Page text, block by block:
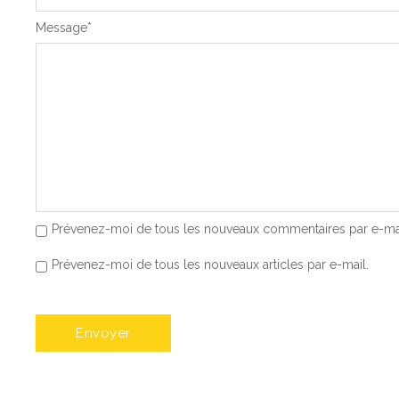
Message*
Prévenez-moi de tous les nouveaux commentaires par e-
Prévenez-moi de tous les nouveaux articles par e-mail.